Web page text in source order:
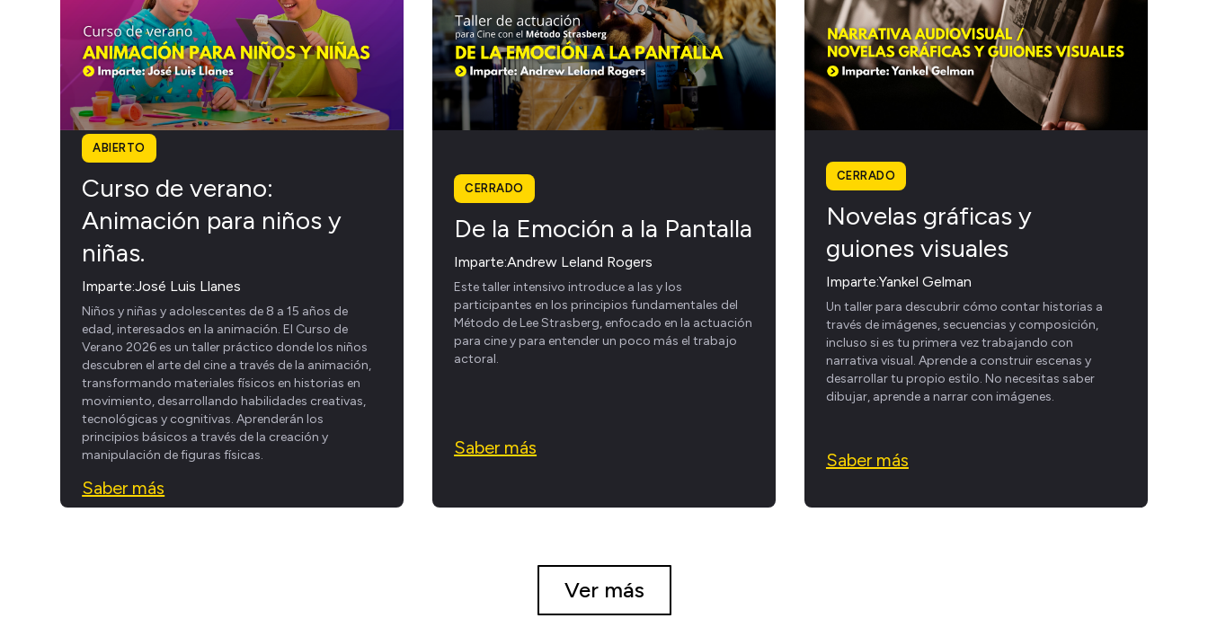
ABIERTO
Curso de verano:
Animación para niños y
niñas.
Imparte:José Luis Llanes
Niños y niñas y adolescentes de 8 a 15 años de
edad, interesados en la animación. El Curso de
Verano 2026 es un taller práctico donde los niños
descubren el arte del cine a través de la animación,
transformando materiales físicos en historias en
movimiento, desarrollando habilidades creativas,
tecnológicas y cognitivas. Aprenderán los
principios básicos a través de la creación y
manipulación de figuras físicas.
Saber más
CERRADO
De la Emoción a la Pantalla
Imparte:Andrew Leland Rogers
Este taller intensivo introduce a las y los
participantes en los principios fundamentales del
Método de Lee Strasberg, enfocado en la actuación
para cine y para entender un poco más el trabajo
actoral.
Saber más
CERRADO
Novelas gráficas y
guiones visuales
Imparte:Yankel Gelman
Un taller para descubrir cómo contar historias a
través de imágenes, secuencias y composición,
incluso si es tu primera vez trabajando con
narrativa visual. Aprende a construir escenas y
desarrollar tu propio estilo. No necesitas saber
dibujar, aprende a narrar con imágenes.
Saber más
Ver más